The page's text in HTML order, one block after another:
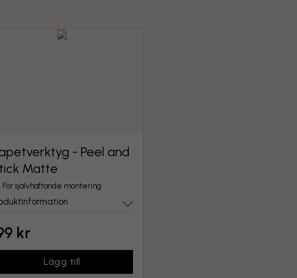
- Peel and
Matte
För självhäftande montering
kr
Lägg till